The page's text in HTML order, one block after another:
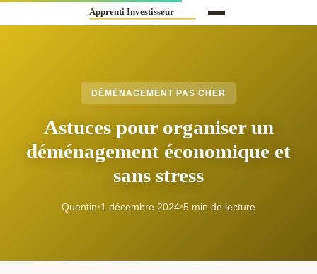
DÉMÉNAGEMENT PAS CHER
Astuces pour organiser un
déménagement économique et
sans stress
Quentin•1 décembre 2024•5 min de lecture